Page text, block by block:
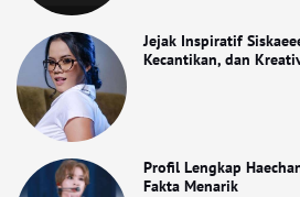
Jejak Inspiratif
Kecantikan, dan
Profil Lengkap
Fakta Menarik